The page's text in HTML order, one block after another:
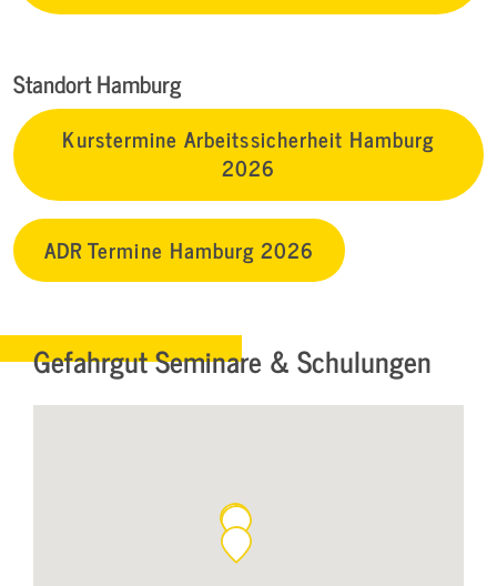
Standort Hamburg
Kurstermine Arbeitssicherheit Hamburg
2026
ADR Termine Hamburg 2026
Gefahrgut Seminare & Schulungen